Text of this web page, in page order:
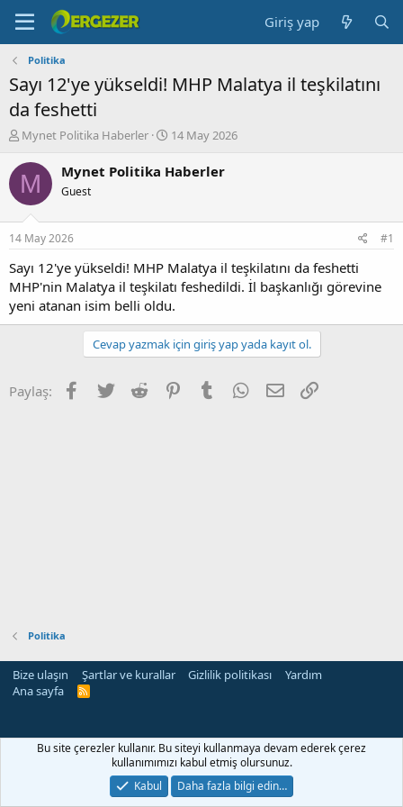
Giriş yap
Politika
Sayı 12'ye yükseldi! MHP Malatya il teşkilatını
da feshetti
K
n
b
u
u
b
a
ş
l
a
t
Mynet Politika Haberler
B
ş
ç
t
a
r
i
h
i
14 May 2026
M Mynet Politika Haberler
Guest
14 May 2026 #1
Sayı 12'ye yükseldi! MHP Malatya il teşkilatını da feshetti
MHP'nin Malatya il teşkilatı feshedildi. İl başkanlığı görevine
yeni atanan isim belli oldu.
Cevap yazmak için giriş yap yada kayıt ol.
Paylaş: Facebook
Twitter Reddit PinterestTumblr WhatsApp
E-posta
Politika
Bize ulaşın Şartlar ve kurallar Gizlilik politikası
Yardım
Ana sayfa
R
Bu site çerezler kullanır. Bu siteyi kullanmaya devam ederek çerez
kullanımımızı kabul etmiş olursunuz.
Kabul
Daha fazla bilgi edin…